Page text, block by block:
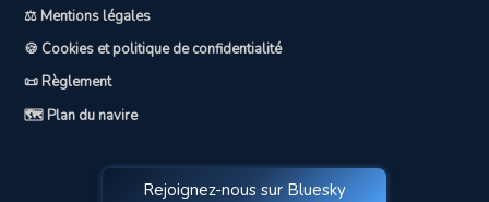
⚖️ Mentions légales
🍪 Cookies et politique de confidentialité
📜 Règlement
🗺️ Plan du navire
Rejoignez-nous sur Bluesky